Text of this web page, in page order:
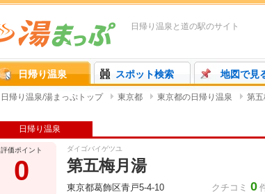
日帰り温泉と道の駅のサイト
日帰り温泉 スポット検索 地図で見
日帰り温泉/湯まっぷトップ 東京都 東京都の日帰り温泉 第
日帰り温泉
評価ポイント
0
ダイゴバイゲツユ
第五梅月湯
東京都葛飾区青戸5-4-10 クチコミ 0